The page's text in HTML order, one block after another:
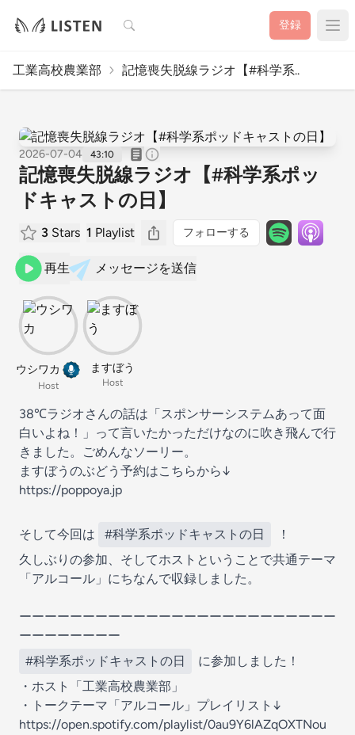
検索 登録
工業高校農業部 記憶喪失脱線ラジオ【#科学系..
2026-07-04 43:10
記憶喪失脱線ラジオ【#科学系ポッ
ドキャストの日】
3 Stars 1 Playlist フォローする
再生 メッセージを送信
ウシワカ
Host
ますぼう
Host
38℃ラジオさんの話は「スポンサーシステムあって面
白いよね！」って言いたかっただけなのに吹き飛んで行
きました。ごめんなソーリー。
ますぼうのぶどう予約はこちらから↓
https://poppoya.jp
そして今回は #科学系ポッドキャストの日
！
久しぶりの参加、そしてホストということで共通テーマ
「アルコール」にちなんで収録しました。
ーーーーーーーーーーーーーーーーーーーーーーーーー
ーーーーーーーー
#科学系ポッドキャストの日
に参加しました！
・ホスト「工業高校農業部」
・トークテーマ「アルコール」プレイリスト↓
https://open.spotify.com/playlist/0au9Y6lAZqOXTNou